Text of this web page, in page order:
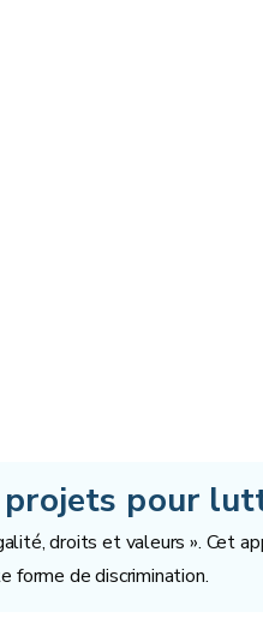
pour
droits et valeurs ». Cet
forme de discrimination.